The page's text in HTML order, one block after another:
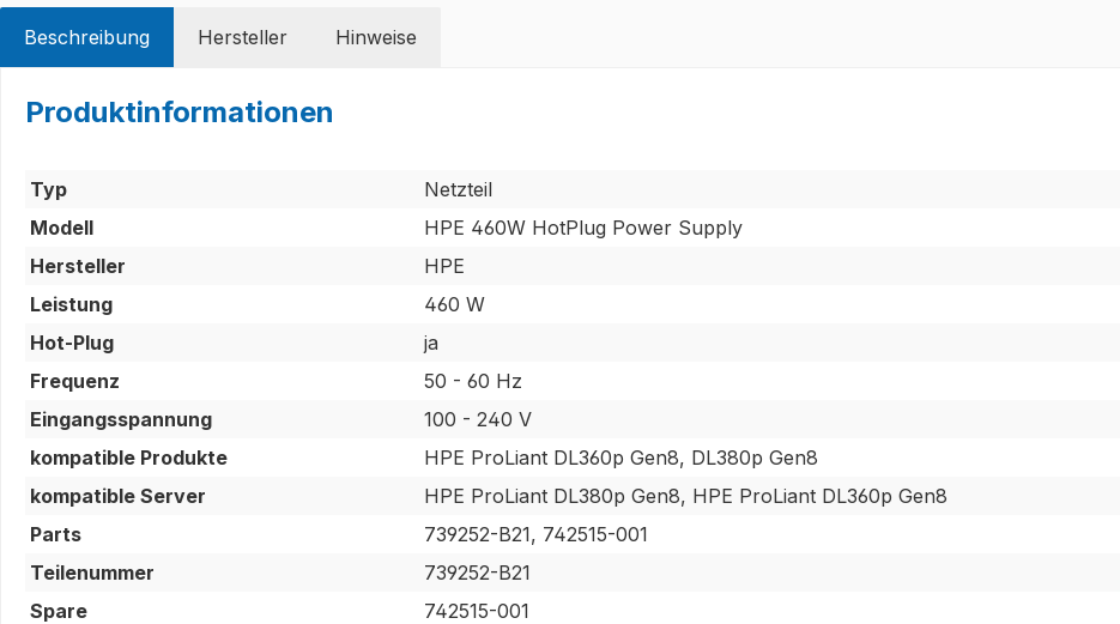
Beschreibung Hersteller Hinweise
Produktinformationen
Typ
Netzteil
Modell
HPE 460W HotPlug Power Supply
Hersteller
HPE
Leistung
460 W
Hot-Plug
ja
Frequenz
50 - 60 Hz
Eingangsspannung
100 - 240 V
kompatible Produkte
HPE ProLiant DL360p Gen8, DL380p Gen8
kompatible Server
HPE ProLiant DL380p Gen8, HPE ProLiant DL360p Gen8
Parts
739252-B21, 742515-001
Teilenummer
739252-B21
Spare
742515-001